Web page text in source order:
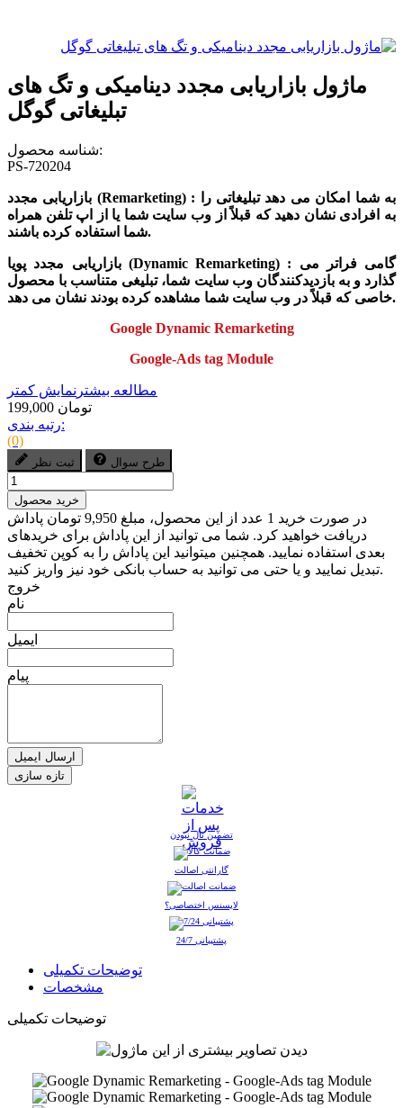
ماژول بازاریابی مجدد دینامیکی و تگ های
تبلیغاتی گوگل
شناسه محصول:
PS-720204
بازاریابی مجدد (Remarketing) : به شما امکان می دهد تبلیغاتی را
به افرادی نشان دهید که قبلاً از وب سایت شما یا از اپ تلفن همراه
شما استفاده کرده باشند.
بازاریابی مجدد پویا (Dynamic Remarketing) : گامی فراتر می
گذارد و به بازدیدکنندگان وب سایت شما، تبلیغی متناسب با محصول
خاصی که قبلاً در وب سایت شما مشاهده کرده بودند نشان می دهد.
Google Dynamic Remarketing
Google-Ads tag Module
مطالعه بیشتر نمایش کمتر
199,000 تومان
رتبه بندی:
(0)
ثبت نظر طرح سوال
خرید محصول
در صورت خرید 1 عدد از این محصول، مبلغ 9,950 تومان پاداش
دریافت خواهید کرد. شما می توانید از این پاداش برای خریدهای
بعدی استفاده نمایید. همچنین میتوانید این پاداش را به کوپن تخفیف
تبدیل نمایید و یا حتی می توانید به حساب بانکی خود نیز واریز کنید.
خروج
نام
ایمیل
پیام
ارسال ایمیل
تضمین نال نبودن
گارانتی اصالت
لایسنس اختصاصی؟
پشتیبانی 24/7
توضیحات تکمیلی
مشخصات
توضیحات تکمیلی